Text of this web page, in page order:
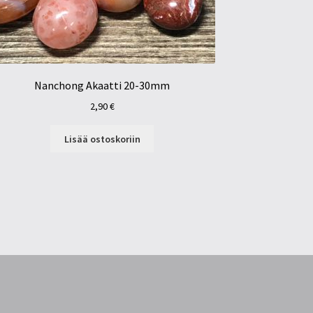
Nanchong Akaatti 20-30mm
2,90€
Lisää ostoskoriin